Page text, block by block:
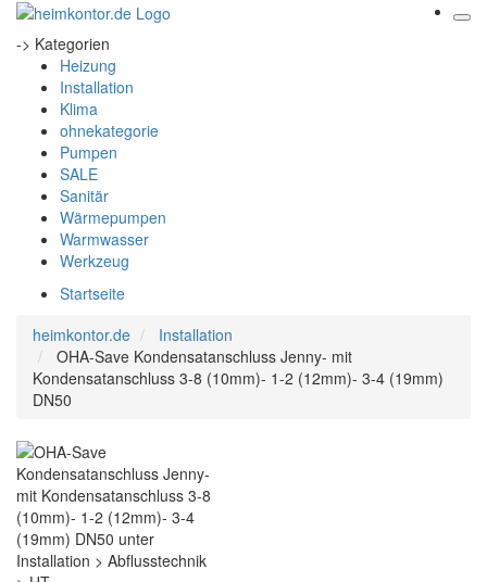
-> Kategorien
Heizung
Installation
Klima
ohnekategorie
Pumpen
SALE
Sanitär
Wärmepumpen
Warmwasser
Werkzeug
Startseite
heimkontor.de
Installation
OHA-Save Kondensatanschluss Jenny- mit
Kondensatanschluss 3-8 (10mm)- 1-2 (12mm)- 3-4 (19mm)
DN50